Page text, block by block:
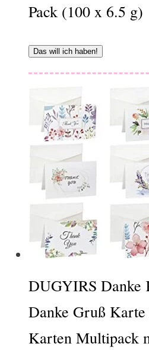
Pack (100 x 6.5 g)
Das will ich haben!
DUGYIRS Danke
Danke Gruß
Karten Multipack